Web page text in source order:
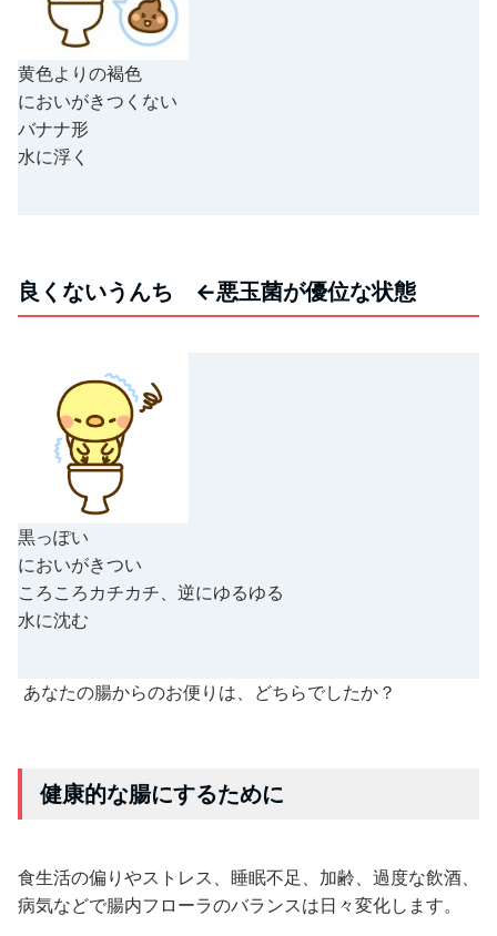
黄色よりの褐色
においがきつくない
バナナ形
水に浮く
良くないうんち ←悪玉菌が優位な状態
黒っぽい
においがきつい
ころころカチカチ、逆にゆるゆる
水に沈む
あなたの腸からのお便りは、どちらでしたか？
健康的な腸にするために
食生活の偏りやストレス、睡眠不足、加齢、過度な飲酒、
病気などで腸内フローラのバランスは日々変化します。